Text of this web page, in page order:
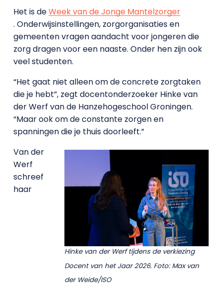
Het is deWeek van de Jonge Mantelzorger
. Onderwijsinstellingen, zorgorganisaties en
gemeenten vragen aandacht voor jongeren die
zorg dragen voor een naaste. Onder hen zijn ook
veel studenten.
“Het gaat niet alleen om de concrete zorgtaken
die je hebt”, zegt docentonderzoeker Hinke van
der Werf van de Hanzehogeschool Groningen.
“Maar ook om de constante zorgen en
spanningen die je thuis doorleeft.”
Hinke van der Werf tijdens de verkiezing
Docent van het Jaar 2026. Foto: Max van
der Weide/ISO
Van der
Werf
schreef
haar